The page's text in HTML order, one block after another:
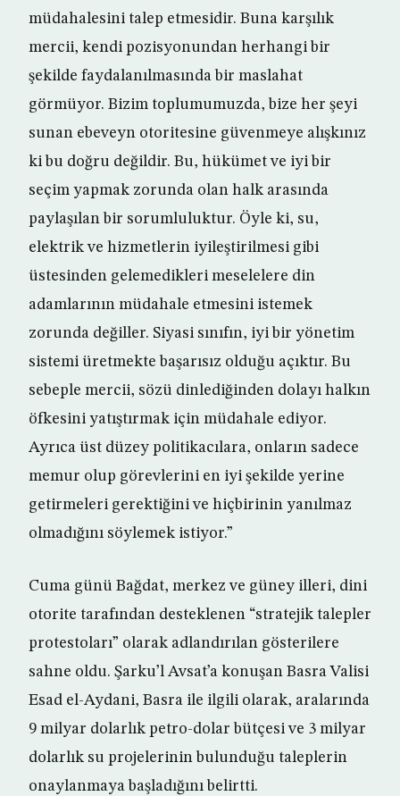
müdahalesini talep etmesidir. Buna karşılık
mercii, kendi pozisyonundan herhangi bir
şekilde faydalanılmasında bir maslahat
görmüyor. Bizim toplumumuzda, bize her şeyi
sunan ebeveyn otoritesine güvenmeye alışkınız
ki bu doğru değildir. Bu, hükümet ve iyi bir
seçim yapmak zorunda olan halk arasında
paylaşılan bir sorumluluktur. Öyle ki, su,
elektrik ve hizmetlerin iyileştirilmesi gibi
üstesinden gelemedikleri meselelere din
adamlarının müdahale etmesini istemek
zorunda değiller. Siyasi sınıfın, iyi bir yönetim
sistemi üretmekte başarısız olduğu açıktır. Bu
sebeple mercii, sözü dinlediğinden dolayı halkın
öfkesini yatıştırmak için müdahale ediyor.
Ayrıca üst düzey politikacılara, onların sadece
memur olup görevlerini en iyi şekilde yerine
getirmeleri gerektiğini ve hiçbirinin yanılmaz
olmadığını söylemek istiyor.”
Cuma günü Bağdat, merkez ve güney illeri, dini
otorite tarafından desteklenen “stratejik talepler
protestoları” olarak adlandırılan gösterilere
sahne oldu. Şarku’l Avsat’a konuşan Basra Valisi
Esad el-Aydani, Basra ile ilgili olarak, aralarında
9 milyar dolarlık petro-dolar bütçesi ve 3 milyar
dolarlık su projelerinin bulunduğu taleplerin
onaylanmaya başladığını belirtti.